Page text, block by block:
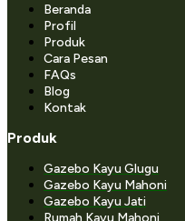
Beranda
Profil
Produk
Cara Pesan
FAQs
Blog
Kontak
Produk
Gazebo Kayu Glugu
Gazebo Kayu Mahoni
Gazebo Kayu Jati
Rumah Kayu Mahoni